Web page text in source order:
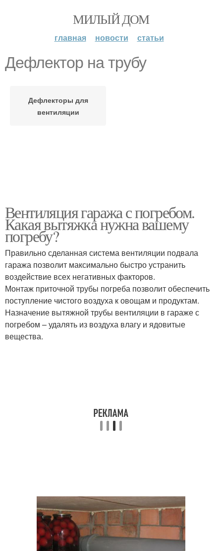
МИЛЫЙ ДОМ
главная новости статьи
Дефлектор на трубу
Дефлекторы для
вентиляции
Вентиляция гаража с погребом.
Какая вытяжка нужна вашему
погребу?
Правильно сделанная система вентиляции подвала
гаража позволит максимально быстро устранить
воздействие всех негативных факторов.
Монтаж приточной трубы погреба позволит обеспечить
поступление чистого воздуха к овощам и продуктам.
Назначение вытяжной трубы вентиляции в гараже с
погребом – удалять из воздуха влагу и ядовитые
вещества.